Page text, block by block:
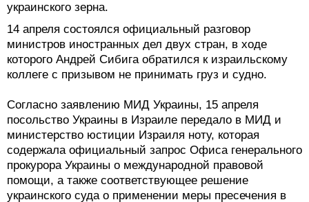
украинского зерна.
14 апреля состоялся официальный разговор
министров иностранных дел двух стран, в ходе
которого Андрей Сибига обратился к израильскому
коллеге с призывом не принимать груз и судно.
Согласно заявлению МИД Украины, 15 апреля
посольство Украины в Израиле передало в МИД и
министерство юстиции Израиля ноту, которая
содержала официальный запрос Офиса генерального
прокурора Украины о международной правовой
помощи, а также соответствующее решение
украинского суда о применении меры пресечения в